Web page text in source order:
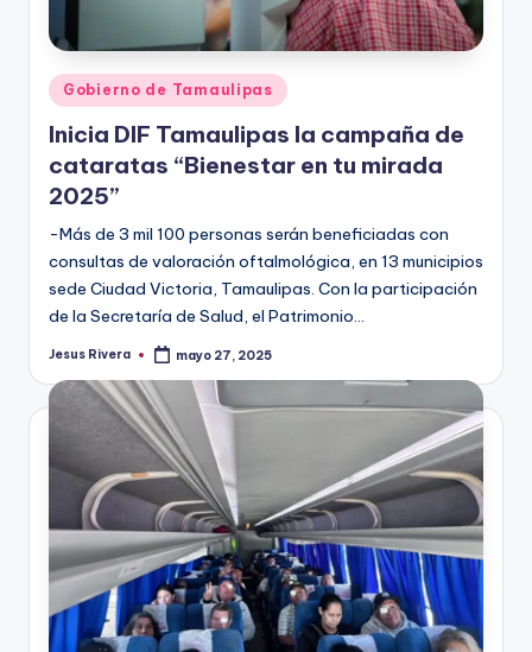
Publicado
en
Gobierno de Tamaulipas
Inicia DIF Tamaulipas la campaña de
cataratas “Bienestar en tu mirada
2025”
-Más de 3 mil 100 personas serán beneficiadas con
consultas de valoración oftalmológica, en 13 municipios
sede Ciudad Victoria, Tamaulipas. Con la participación
de la Secretaría de Salud, el Patrimonio…
Publicado
Jesus Rivera mayo 27, 2025